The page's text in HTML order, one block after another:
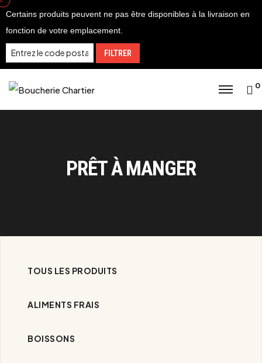
Skip
to
content
Certains produits peuvent ne pas être disponibles à la livraison en
fonction de votre emplacement.
FILTRER
0
PRÊT À MANGER
TOUS LES PRODUITS
ALIMENTS FRAIS
BOISSONS